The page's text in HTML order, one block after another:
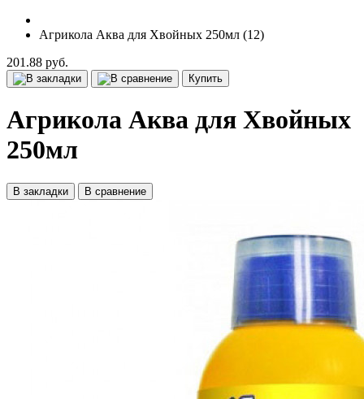
Агрикола Аква для Хвойных 250мл (12)
201.88 руб.
Купить
Агрикола Аква для Хвойных
250мл
В закладки В сравнение